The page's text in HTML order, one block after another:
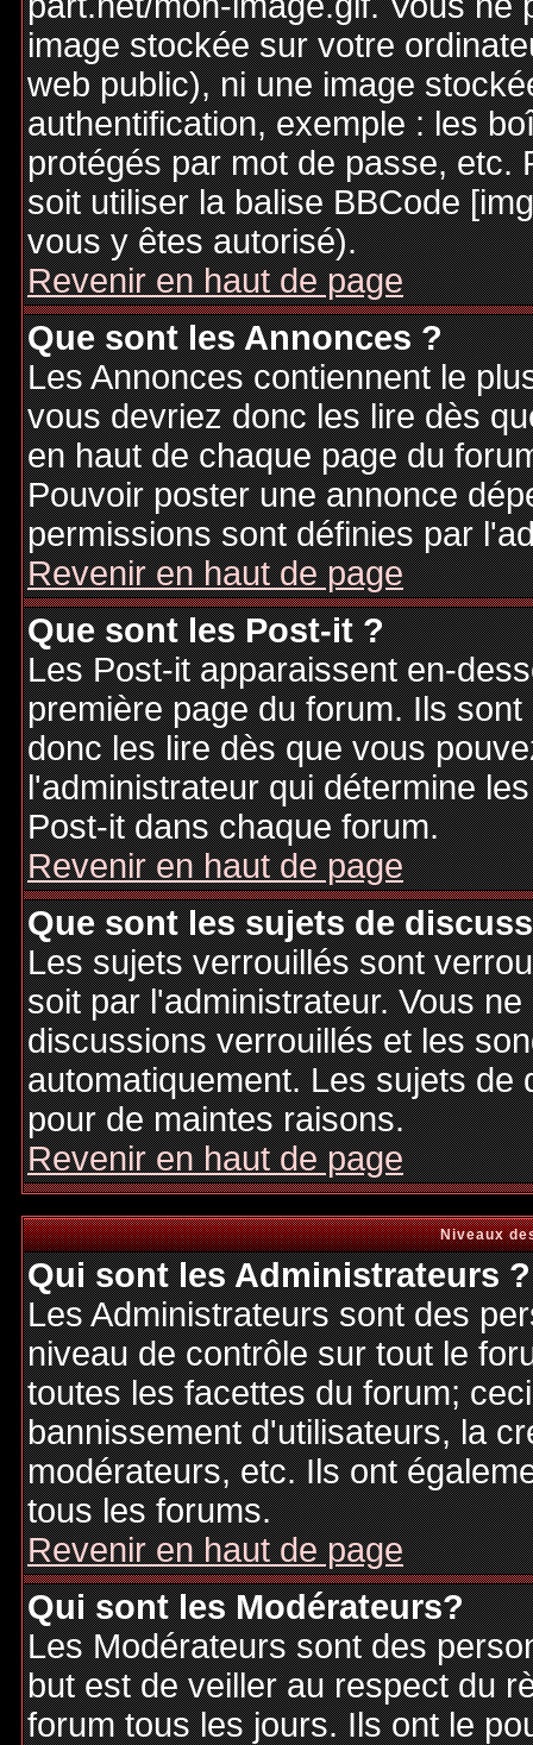
image stockée sur votre
web public), ni une image
authentification, exemple : les
protégés par mot de passe, etc.
soit utiliser la balise BBCode
vous y êtes autorisé).
Revenir en haut de page
Que sont les Annonces ?
Les Annonces contiennent le
vous devriez donc les lire dès
en haut de chaque page du
Pouvoir poster une annonce
permissions sont définies par
Revenir en haut de page
Que sont les Post-it ?
Les Post-it apparaissent en-
première page du forum. Ils
donc les lire dès que vous
l'administrateur qui détermine
Post-it dans chaque forum.
Revenir en haut de page
Que sont les sujets de
Les sujets verrouillés sont
soit par l'administrateur. Vous
discussions verrouillés et les
automatiquement. Les sujets
pour de maintes raisons.
Revenir en haut de page
Niveaux
Qui sont les Administrateurs ?
Les Administrateurs sont des
niveau de contrôle sur tout le
toutes les facettes du forum;
bannissement d'utilisateurs, la
modérateurs, etc. Ils ont
tous les forums.
Revenir en haut de page
Qui sont les Modérateurs?
Les Modérateurs sont des
but est de veiller au respect du
forum tous les jours. Ils ont le